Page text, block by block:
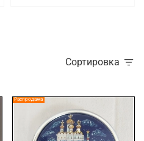
Сортировка
Распродажа